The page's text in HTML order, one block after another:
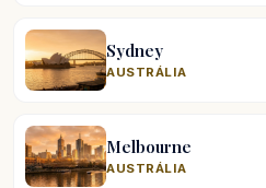
Sydney
AUSTRÁLIA
Melbourne
AUSTRÁLIA